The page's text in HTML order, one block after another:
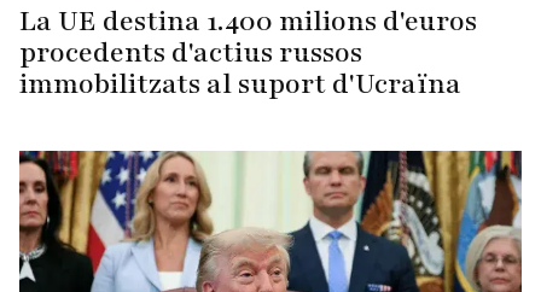
La UE destina 1.400 milions d'euros
procedents d'actius russos
immobilitzats al suport d'Ucraïna